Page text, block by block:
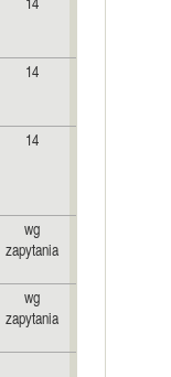
14
14
wg
zapytania
wg
zapytania